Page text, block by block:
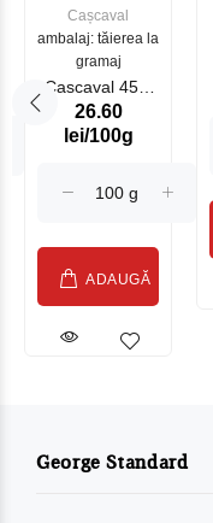
Cașcaval
ambalaj: tăierea la
gramaj
Cascaval 45%
Maasdam
Sublime Cow
26.60
lei/100g
ADAUGĂ
George Standard